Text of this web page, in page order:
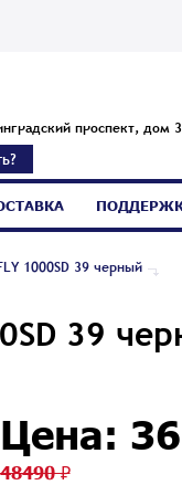
проспект, дом
1000SD 39 черный
39
Цена:
48490 ₽